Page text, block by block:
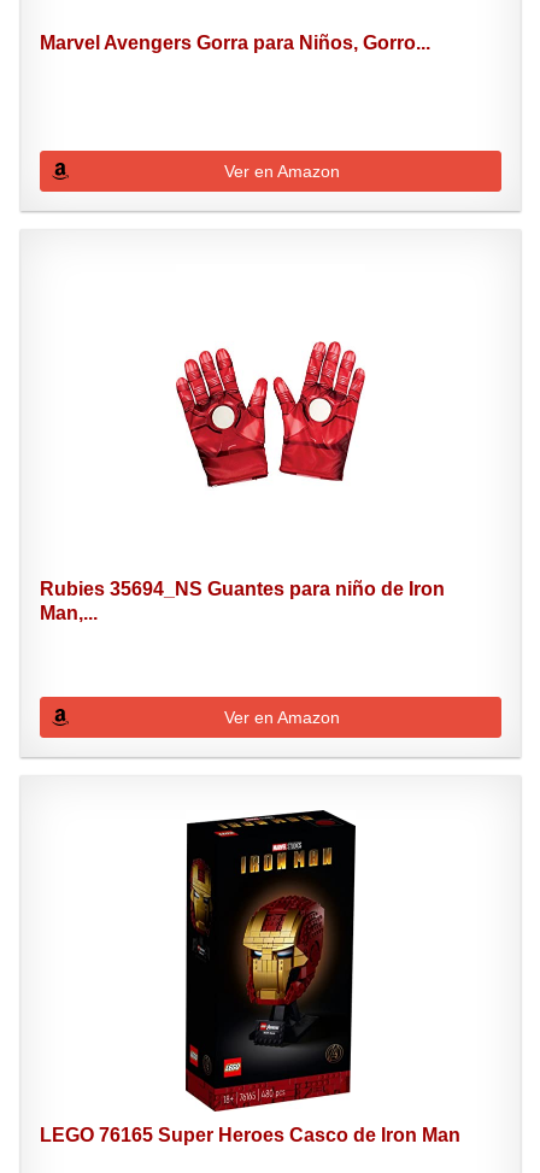
Marvel Avengers Gorra para Niños, Gorro...
Ver en Amazon
Rubies 35694_NS Guantes para niño de Iron
Man,...
Ver en Amazon
LEGO 76165 Super Heroes Casco de Iron Man